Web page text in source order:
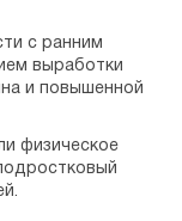
с ранним
выработки
и повышенной
физическое